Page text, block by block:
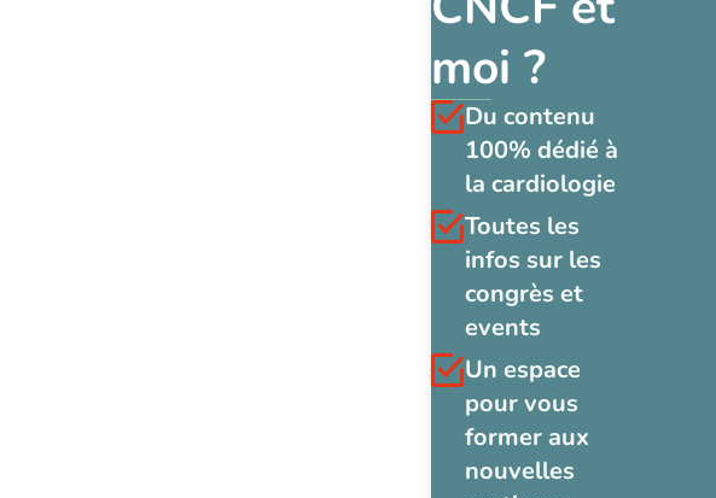
moi ?
Du contenu
100% dédié à
la cardiologie
Toutes les
infos sur les
congrès et
events
Un espace
pour vous
former aux
nouvelles